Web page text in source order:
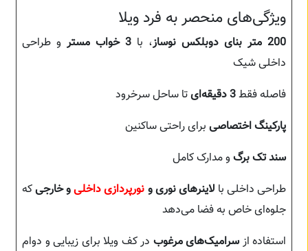
ویژگی‌های منحصر به فرد ویلا
200 متر بنای دوبلکس نوساز ، با 3 خواب مستر
و طراحی
داخلی شیک
فاصله فقط3 دقیقه‌ای
تا ساحل سرخرود
پارکینگ اختصاصی برای راحتی ساکنین
سند تک برگ و مدارک کامل
طراحی داخلی با لاینرهای نوری و نورپردازی داخلیو خارجیکه
جلوه‌ای خاص به فضا می‌دهد
استفاده از سرامیک‌های مرغوب در کف ویلا برای زیبایی و دوام